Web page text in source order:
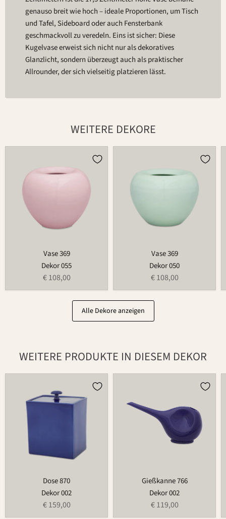
genauso breit wie hoch – ideale Proportionen, um Tisch
und Tafel, Sideboard oder auch Fensterbank
geschmackvoll zu veredeln. Eins ist sicher: Diese
Kugelvase erweist sich nicht nur als dekoratives
Glanzlicht, sondern überzeugt auch als praktischer
Allrounder, der sich vielseitig platzieren lässt.
WEITERE DEKORE
Vase 369
Dekor 055
€ 108,00
Vase 369
Dekor 050
€ 108,00
Alle Dekore anzeigen
WEITERE PRODUKTE IN DIESEM DEKOR
Dose 870
Dekor 002
€ 159,00
Gießkanne 766
Dekor 002
€ 119,00